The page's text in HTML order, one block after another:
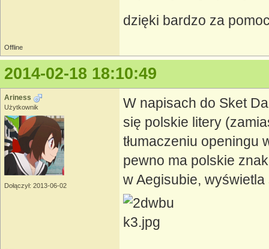
dzięki bardzo za
Offline
2014-02-18 18:10:49
Ariness
Użytkownik
Dołączył: 2013-06-02
W napisach do Sket
się polskie litery
tłumaczeniu openingu
pewno ma polskie
w Aegisubie,